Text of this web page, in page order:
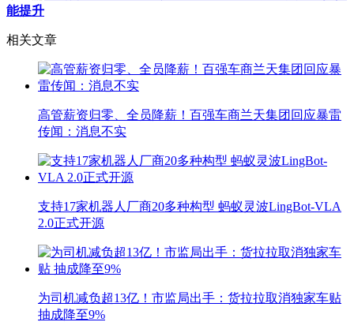
能提升
相关文章
高管薪资归零、全员降薪！百强车商兰天集团回应暴雷
传闻：消息不实
支持17家机器人厂商20多种构型 蚂蚁灵波LingBot-VLA
2.0正式开源
为司机减负超13亿！市监局出手：货拉拉取消独家车贴
抽成降至9%